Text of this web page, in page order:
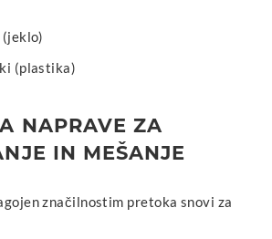
(plastika)
NAPRAVE ZA
IN MEŠANJE
značilnostim pretoka snovi za